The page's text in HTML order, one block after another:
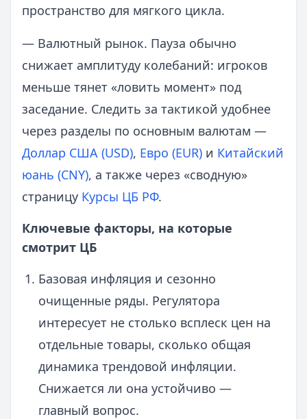
пространство для мягкого цикла.
— Валютный рынок. Пауза обычно
снижает амплитуду колебаний: игроков
меньше тянет «ловить момент» под
заседание. Следить за тактикой удобнее
через разделы по основным валютам —
Доллар США (USD), Евро (EUR) и Китайский
юань (CNY), а также через «сводную»
страницу Курсы ЦБ РФ.
Ключевые факторы, на которые
смотрит ЦБ
Базовая инфляция и сезонно
очищенные ряды. Регулятора
интересует не столько всплеск цен на
отдельные товары, сколько общая
динамика трендовой инфляции.
Снижается ли она устойчиво —
главный вопрос.